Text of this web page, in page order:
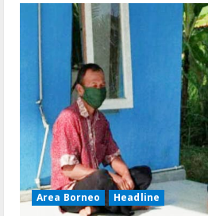
Polsek
Kahayan
Hilir
Kunjungi
Tokoh
Masyarakat
Sampaikan
Imbauan
Kamtibmas
Jelang
Pilkada
2020
Area Borneo Headline